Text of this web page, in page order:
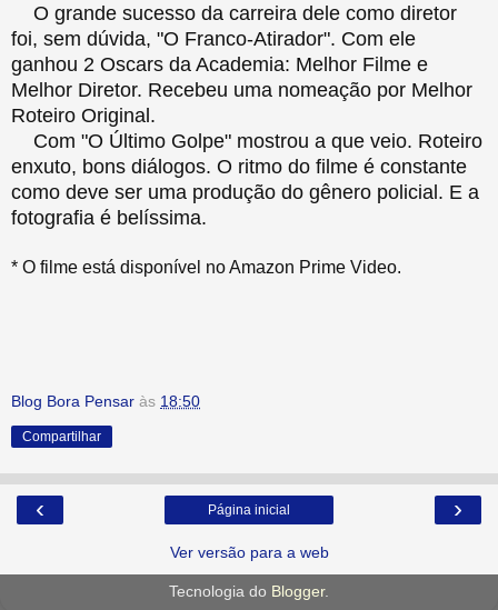
O grande sucesso da carreira dele como diretor
foi, sem dúvida, "O Franco-Atirador". Com ele
ganhou 2 Oscars da Academia: Melhor Filme e
Melhor Diretor. Recebeu uma nomeação por Melhor
Roteiro Original.
Com "O Último Golpe" mostrou a que veio. Roteiro
enxuto, bons diálogos. O ritmo do filme é constante
como deve ser uma produção do gênero policial. E a
fotografia é belíssima.
* O filme está disponível no Amazon Prime Video.
Blog Bora Pensar às 18:50
Compartilhar
‹ ›
Página inicial
Ver versão para a web
Tecnologia do Blogger.